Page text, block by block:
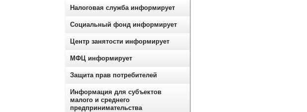
Налоговая служба информирует
Социальный фонд информирует
Центр занятости информирует
МФЦ информирует
Защита прав потребителей
Информация для субъектов
малого и среднего
предпринимательства